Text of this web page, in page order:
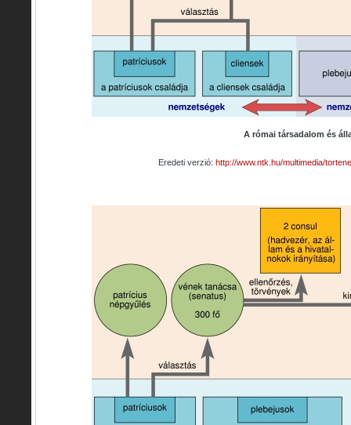
A római társadalom és
Eredeti verzió: http://www.ntk.hu/multimedia/